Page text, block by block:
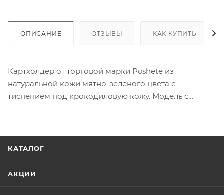
ОПИСАНИЕ ОТЗЫВЫ КАК КУПИТЬ
Картхолдер от торговой марки Poshete из
натуральной кожи мятно-зеленого цвета с
тиснением под крокодиловую кожу. Модель с
КАТАЛОГ
АКЦИИ